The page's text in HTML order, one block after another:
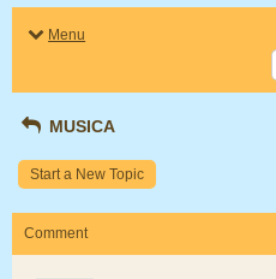
Menu
MUSICA
Start a New Topic
Comment